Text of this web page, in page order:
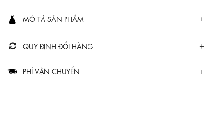
MÔ TẢ SẢN PHẨM
QUY ĐỊNH ĐỔI HÀNG
PHÍ VẬN CHUYỂN